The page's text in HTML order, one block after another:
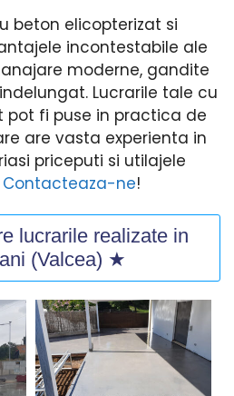
beton elicopterizat si
incontestabile ale
moderne, gandite
Lucrarile tale cu
pot fi puse in practica de
are vasta experienta in
priceputi si utilajele
Contacteaza-ne!
lucrarile realizate in
(Valcea) ★